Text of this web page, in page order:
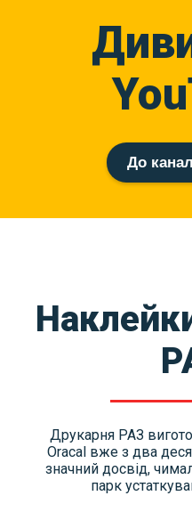
До
Друкарня РАЗ
Oracal вже з два
значний досвід,
парк